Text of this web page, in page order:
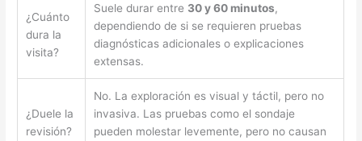
¿Cuánto
dura la
visita?
Suele durar entre 30 y 60 minutos,
dependiendo de si se requieren pruebas
diagnósticas adicionales o explicaciones
extensas.
¿Duele la
revisión?
No. La exploración es visual y táctil, pero no
invasiva. Las pruebas como el sondaje
pueden molestar levemente, pero no causan